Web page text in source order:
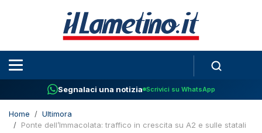
Segnalaci una notizia Scrivici su WhatsApp
Home
Ultimora
Ponte dell’Immacolata: traffico in crescita su A2 e sulle statali